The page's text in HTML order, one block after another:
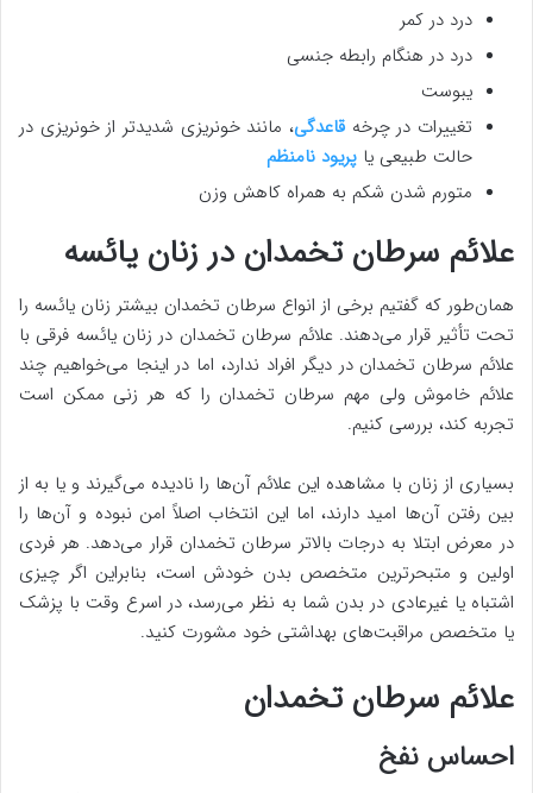
درد در کمر
درد در هنگام رابطه جنسی
یبوست
تغییرات در چرخه قاعدگی، مانند خونریزی شدیدتر از خونریزی در
حالت طبیعی یا پریود نامنظم
متورم شدن شکم به همراه کاهش وزن
علائم سرطان تخمدان در زنان یائسه
همان‌طور که گفتیم برخی از انواع سرطان تخمدان بیشتر زنان یائسه را
تحت تأثیر قرار می‌دهند. علائم سرطان تخمدان در زنان یائسه فرقی با
علائم سرطان تخمدان در دیگر افراد ندارد، اما در اینجا می‌خواهیم چند
علائم خاموش ولی مهم سرطان تخمدان را که هر زنی ممکن است
تجربه کند، بررسی کنیم.
بسیاری از زنان با مشاهده این علائم آن‌ها را نادیده می‌گیرند و یا به از
بین رفتن آن‌ها امید دارند، اما این انتخاب اصلاً امن نبوده و آن‌ها را
در معرض ابتلا به درجات بالاتر سرطان تخمدان قرار می‌دهد. هر فردی
اولین و متبحرترین متخصص بدن خودش است، بنابراین اگر چیزی
اشتباه یا غیرعادی در بدن شما به نظر می‌رسد، در اسرع وقت با پزشک
یا متخصص مراقبت‌های بهداشتی خود مشورت کنید.
علائم سرطان تخمدان
احساس نفخ